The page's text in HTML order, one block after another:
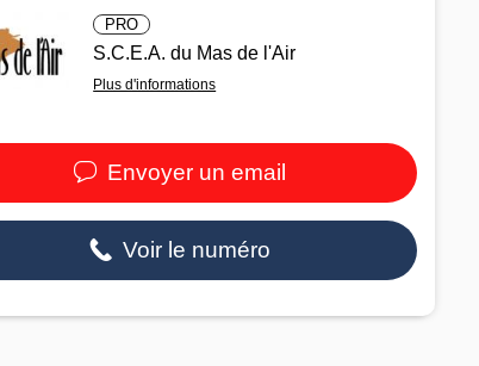
PRO
S.C.E.A. du Mas de l'Air
Plus d'informations
Envoyer un email
Voir le numéro